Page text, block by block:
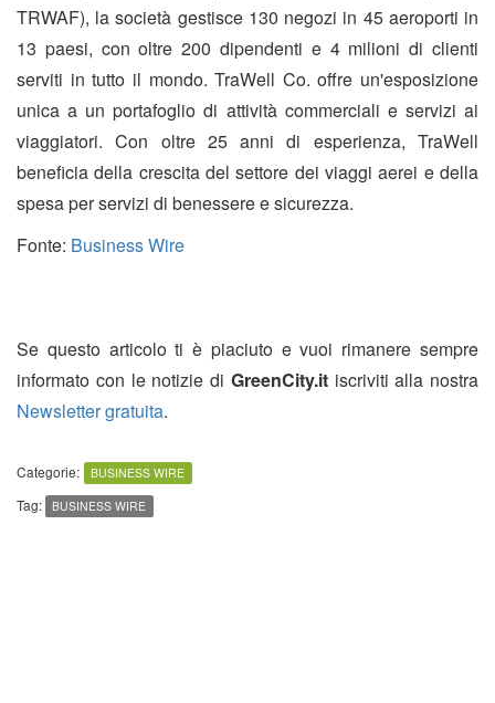
TRWAF), la società gestisce 130 negozi in 45 aeroporti in
13 paesi, con oltre 200 dipendenti e 4 milioni di clienti
serviti in tutto il mondo. TraWell Co. offre un'esposizione
unica a un portafoglio di attività commerciali e servizi ai
viaggiatori. Con oltre 25 anni di esperienza, TraWell
beneficia della crescita del settore dei viaggi aerei e della
spesa per servizi di benessere e sicurezza.
Fonte: Business Wire
Se questo articolo ti è piaciuto e vuoi rimanere sempre
informato con le notizie di GreenCity.itiscriviti alla nostra
Newsletter gratuita.
Categorie: BUSINESS WIRE
Tag: BUSINESS WIRE